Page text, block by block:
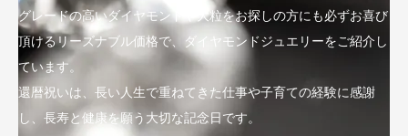
グレードの高いダイヤモンドや大粒をお探しの方にも必ずお喜び
頂けるリーズナブル価格で、ダイヤモンドジュエリーをご紹介し
ています。
還暦祝いは、長い人生で重ねてきた仕事や子育ての経験に感謝
し、長寿と健康を願う大切な記念日です。